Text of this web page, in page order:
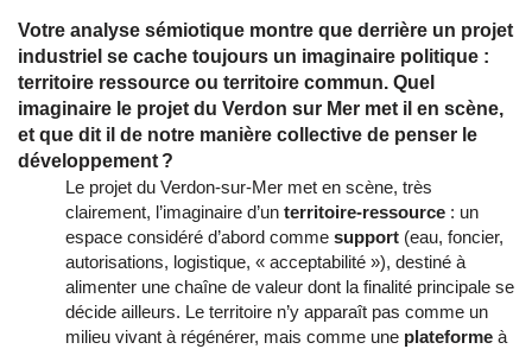
Votre analyse sémiotique montre que derrière un projet
industriel se cache toujours un imaginaire politique :
territoire ressource ou territoire commun. Quel
imaginaire le projet du Verdon sur Mer met il en scène,
et que dit il de notre manière collective de penser le
développement ?
Le projet du Verdon-sur-Mer met en scène, très
clairement, l’imaginaire d’un territoire-ressource : un
espace considéré d’abord comme support (eau, foncier,
autorisations, logistique, « acceptabilité »), destiné à
alimenter une chaîne de valeur dont la finalité principale se
décide ailleurs. Le territoire n’y apparaît pas comme un
milieu vivant à régénérer, mais comme une plateforme à